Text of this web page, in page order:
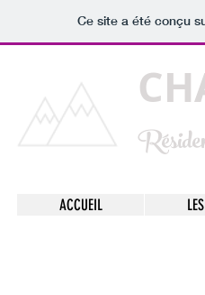
Ce site a été conçu
ACCUEIL